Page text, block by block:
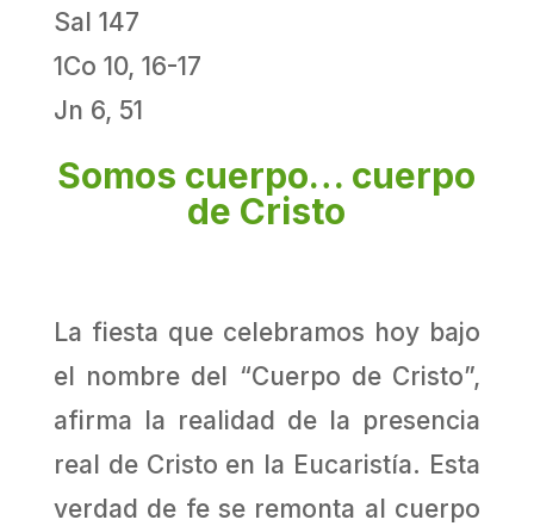
Sal 147
1Co 10, 16-17
Jn 6, 51
Somos cuerpo… cuerpo
de Cristo
La fiesta que celebramos hoy bajo
el nombre del “Cuerpo de Cristo”,
afirma la realidad de la presencia
real de Cristo en la Eucaristía. Esta
verdad de fe se remonta al cuerpo